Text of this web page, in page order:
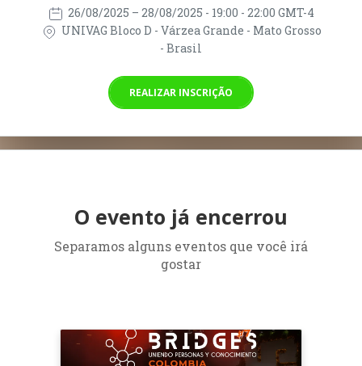
26/08/2025 – 28/08/2025 - 19:00 - 22:00 GMT-4
UNIVAG Bloco D - Várzea Grande - Mato Grosso
- Brasil
REALIZAR INSCRIÇÃO
O evento já encerrou
Separamos alguns eventos que você irá
gostar